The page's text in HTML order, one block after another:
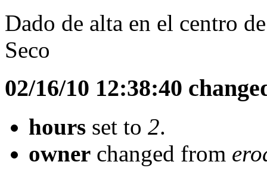
Dado de alta en el centro
Seco
02/16/10 12:38:40
hours set to 2.
owner changed from